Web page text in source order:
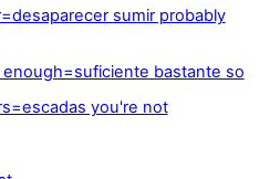
sumir probably
bastante so
you're not